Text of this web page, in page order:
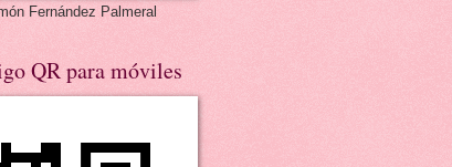
Fernández Palmeral
QR para móviles